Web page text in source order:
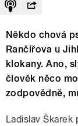
Někdo chová
Rančířova u
klokany. Ano,
člověk něco
zodpovědně,
Ladislav Škarek